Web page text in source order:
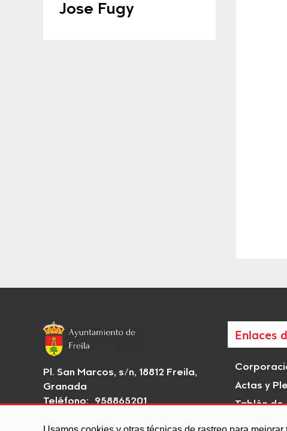
Jose Fugy
Pl. San Marcos, s/n, 18812 Freila,
Granada
Teléfono: 958865201
Enlaces
Actas y
Tablón de